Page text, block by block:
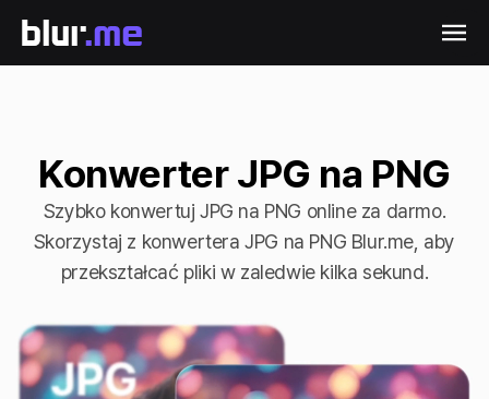
Konwerter JPG na PNG
Szybko konwertuj JPG na PNG online za darmo.
Skorzystaj z konwertera JPG na PNG Blur.me, aby
przekształcać pliki w zaledwie kilka sekund.